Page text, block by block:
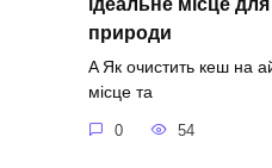
ідеальне місце
природи
A Як очистить кеш на
місце та
0 54